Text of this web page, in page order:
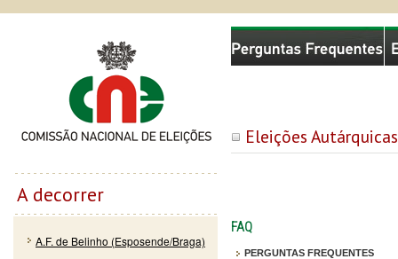
Eleições
FAQ
PERGUNTAS FREQUENTES
Comissão Nacional de Eleições
A decorrer
A.F. de Belinho (Esposende/Braga)